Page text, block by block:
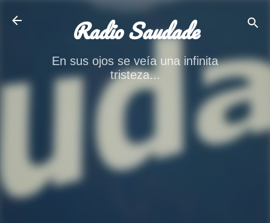
Radio Saudade
En sus ojos se veía una infinita
tristeza...